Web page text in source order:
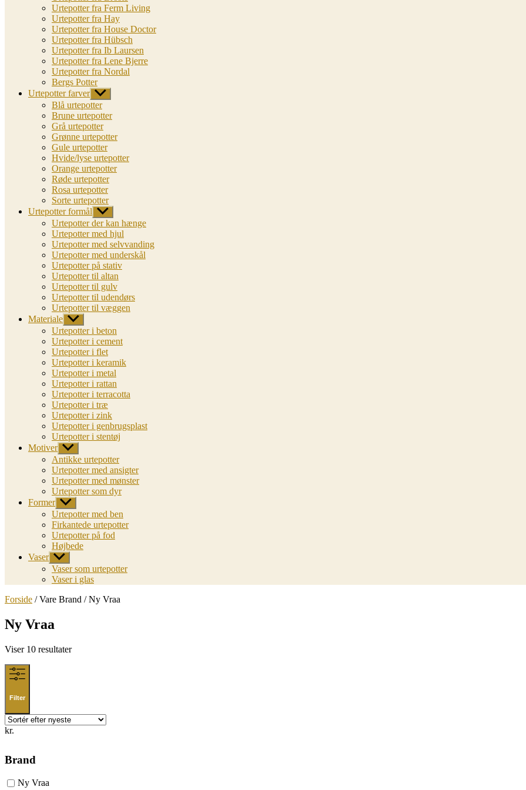
Urtepotter fra Ferm Living
Urtepotter fra Hay
Urtepotter fra House Doctor
Urtepotter fra Hübsch
Urtepotter fra Ib Laursen
Urtepotter fra Lene Bjerre
Urtepotter fra Nordal
Bergs Potter
Urtepotter farver Vis
undermenu
Blå urtepotter
Brune urtepotter
Grå urtepotter
Grønne urtepotter
Gule urtepotter
Hvide/lyse urtepotter
Orange urtepotter
Røde urtepotter
Rosa urtepotter
Sorte urtepotter
Urtepotter formål Vis
undermenu
Urtepotter der kan hænge
Urtepotter med hjul
Urtepotter med selvvanding
Urtepotter med underskål
Urtepotter på stativ
Urtepotter til altan
Urtepotter til gulv
Urtepotter til udendørs
Urtepotter til væggen
Materiale Vis
undermenu
Urtepotter i beton
Urtepotter i cement
Urtepotter i flet
Urtepotter i keramik
Urtepotter i metal
Urtepotter i rattan
Urtepotter i terracotta
Urtepotter i træ
Urtepotter i zink
Urtepotter i genbrugsplast
Urtepotter i stentøj
Motiver Vis
undermenu
Antikke urtepotter
Urtepotter med ansigter
Urtepotter med mønster
Urtepotter som dyr
Former Vis
undermenu
Urtepotter med ben
Firkantede urtepotter
Urtepotter på fod
Højbede
Vaser Vis
undermenu
Vaser som urtepotter
Vaser i glas
Forside / Vare Brand / Ny Vraa
Ny Vraa
Viser 10 resultaterSorted
Filter
kr.
Brand
Ny Vraa